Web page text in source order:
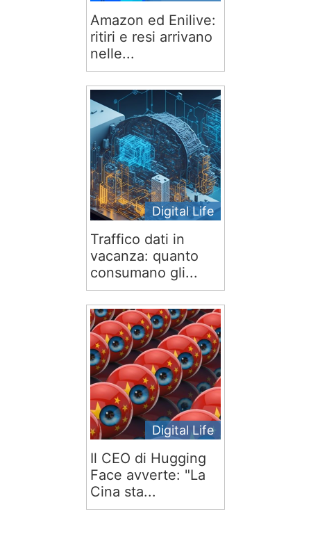
Amazon ed Enilive:
ritiri e resi arrivano
nelle...
Digital Life
Traffico dati in
vacanza: quanto
consumano gli...
Digital Life
Il CEO di Hugging
Face avverte: "La
Cina sta...